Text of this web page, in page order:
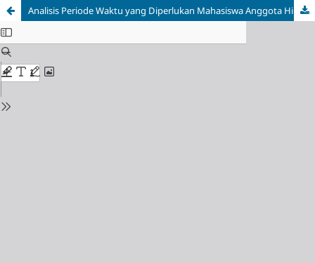
Analisis Periode Waktu yang Diperlukan Mahasiswa Anggota Himpunan Pengusaha Muda Indonesia Chapter Universitas Widyatama Untuk Memulai Berwirausaha